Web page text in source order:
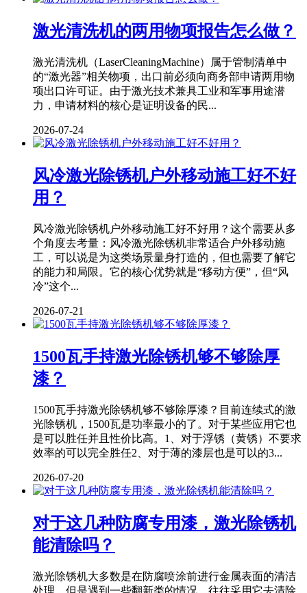
激光清洗机的两用物项报告怎么做？
激光清洗机（LaserCleaningMachine）属于管制清单中
的“激光器”相关物项，出口前必须向商务部申请两用物
项出口许可证。由于激光技术兼具工业和军事用途潜
力，申请材料的核心是证明设备的民...
2026-07-24
风冷激光除锈机户外移动施工好不好
用？
风冷激光除锈机户外移动施工好不好用？这个需要从多
个角度去考量：风冷激光除锈机非常适合户外移动施
工，可以说是为这类场景量身打造的，但也需要了解它
的能力和局限。它的核心优势就是“移动方便”，但“风
冷”这个...
2026-07-21
1500瓦手持激光除锈机够不够除厚
漆？
1500瓦手持激光除锈机够不够除厚漆？目前连续式的激
光除锈机，1500瓦是功率最小的了。对于某些应用它也
是可以胜任并且性价比高。1、对于浮锈（黄锈）不要求
效率的可以完全胜任2、对于薄的漆层也是可以的3...
2026-07-20
对于这几种防腐专用漆，激光除锈机
能清除吗？
激光除锈机大多数是在防腐喷涂前进行金属表面的清洁
处理，但是遇到一些翻新类的情况，往往采用它去清除